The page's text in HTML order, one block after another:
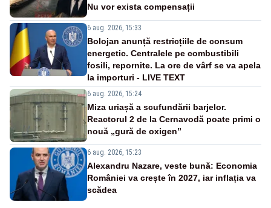
Nu vor exista compensații
6 aug. 2026, 15:33
Bolojan anunță restricțiile de consum
energetic. Centralele pe combustibili
fosili, repornite. La ore de vârf se va apela
la importuri - LIVE TEXT
6 aug. 2026, 15:24
Miza uriașă a scufundării barjelor.
Reactorul 2 de la Cernavodă poate primi o
nouă „gură de oxigen”
6 aug. 2026, 15:23
Alexandru Nazare, veste bună: Economia
României va crește în 2027, iar inflația va
scădea